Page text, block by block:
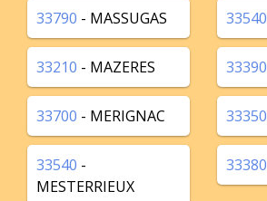
33790 - MASSUGAS 33540
33210 - MAZERES 33390
33700 - MERIGNAC 33350
33540 -
MESTERRIEUX
33380